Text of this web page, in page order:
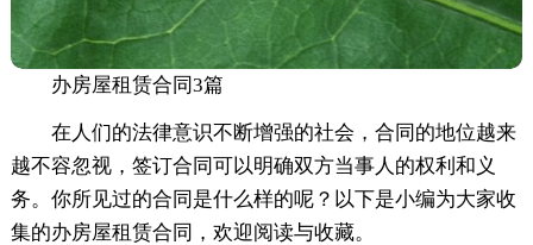
办房屋租赁合同3篇
在人们的法律意识不断增强的社会，合同的地位越来
越不容忽视，签订合同可以明确双方当事人的权利和义
务。你所见过的合同是什么样的呢？以下是小编为大家收
集的办房屋租赁合同，欢迎阅读与收藏。